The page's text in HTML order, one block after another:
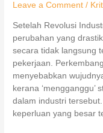
Leave a Comment /
Setelah Revolusi
perubahan yang
secara tidak langsung
pekerjaan.
menyebabkan
kerana
dalam industri
keperluan yang besar